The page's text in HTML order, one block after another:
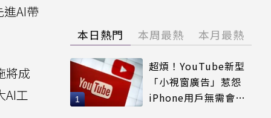
AI帶
將成
AI工
本日熱門 本周最熱 本月最熱
超煩！YouTube新型
「小視窗廣告」惹怨
iPhone用戶無需會員